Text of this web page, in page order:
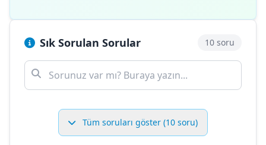
Sık Sorulan Sorular 10 soru
Tüm soruları göster (10 soru)